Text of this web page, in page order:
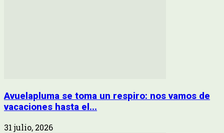
Avuelapluma se toma un respiro: nos vamos de
vacaciones hasta el...
31 julio, 2026